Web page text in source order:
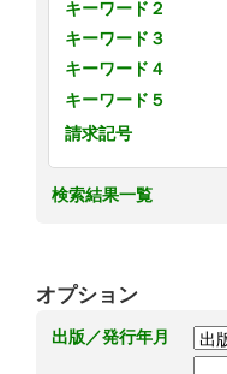
キーワード２
キーワード３
キーワード４
キーワード５
請求記号
検索結果一覧
オプション
出版／発行年月